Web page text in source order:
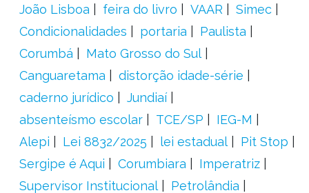
João Lisboa
feira do livro VAAR
Simec
Condicionalidades
portaria
Paulista
Corumbá
Mato Grosso do Sul
Canguaretama
distorção idade-série
caderno jurídico
Jundiaí
absenteísmo escolar
TCE/SP
IEG-M
Alepi
Lei 8832/2025 lei estadual
Pit Stop
Sergipe é Aqui
Corumbiara
Imperatriz
Supervisor Institucional
Petrolândia